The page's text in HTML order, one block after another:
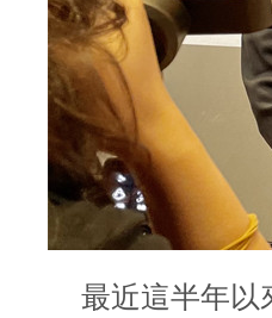
最近這半年以